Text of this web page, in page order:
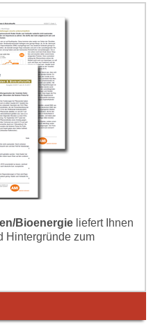
Bioenergie liefert Ihnen
Hintergründe zum